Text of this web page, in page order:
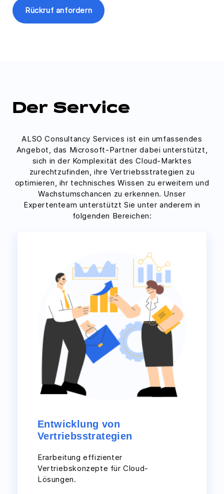
Rückruf anfordern
Der Service
ALSO Consultancy Services ist ein umfassendes
Angebot, das Microsoft-Partner dabei unterstützt,
sich in der Komplexität des Cloud-Marktes
zurechtzufinden, ihre Vertriebsstrategien zu
optimieren, ihr technisches Wissen zu erweitern und
Wachstumschancen zu erkennen. Unser
Expertenteam unterstützt Sie unter anderem in
folgenden Bereichen:
Entwicklung von
Vertriebsstrategien
Erarbeitung effizienter
Vertriebskonzepte für Cloud-
Lösungen.